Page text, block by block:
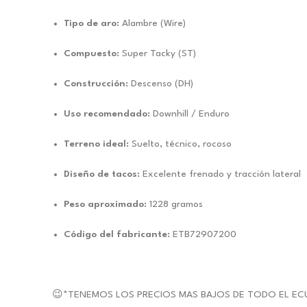
Tipo de aro: Alambre (Wire)
Compuesto: Super Tacky (ST)
Construcción: Descenso (DH)
Uso recomendado: Downhill / Enduro
Terreno ideal: Suelto, técnico, rocoso
Diseño de tacos: Excelente frenado y tracción lateral
Peso aproximado: 1228 gramos
Código del fabricante: ETB72907200
😉*TENEMOS LOS PRECIOS MAS BAJOS DE TODO EL